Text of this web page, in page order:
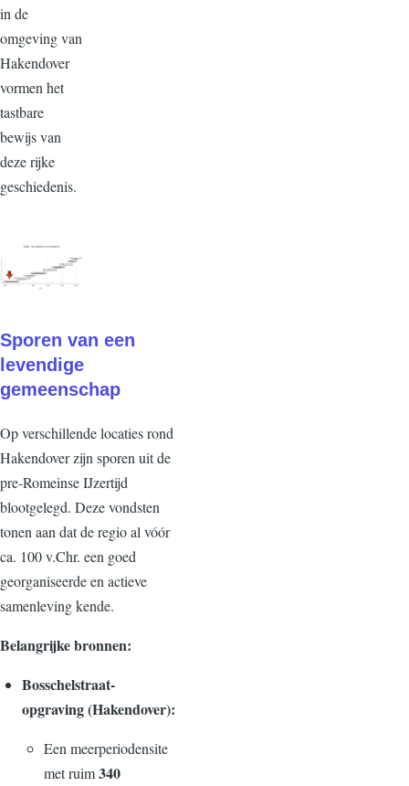
in de
omgeving van
Hakendover
vormen het
tastbare
bewijs van
deze rijke
geschiedenis.
Sporen van een
levendige
gemeenschap
Op verschillende locaties rond
Hakendover zijn sporen uit de
pre-Romeinse IJzertijd
blootgelegd. Deze vondsten
tonen aan dat de regio al vóór
ca. 100 v.Chr. een goed
georganiseerde en actieve
samenleving kende.
Belangrijke bronnen:
Bosschelstraat-
opgraving (Hakendover):
Een meerperiodensite
met ruim340